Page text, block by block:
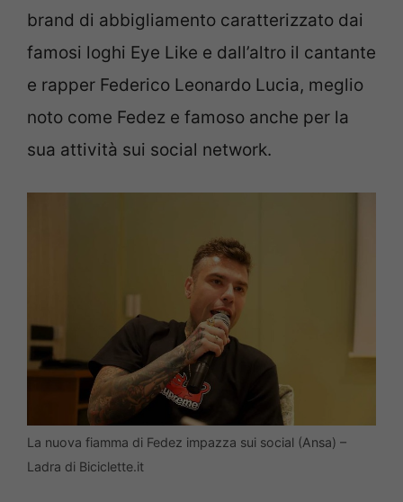
brand di abbigliamento caratterizzato dai
famosi loghi Eye Like e dall’altro il cantante
e rapper Federico Leonardo Lucia, meglio
noto come Fedez e famoso anche per la
sua attività sui social network.
La nuova fiamma di Fedez impazza sui social (Ansa) –
Ladra di Biciclette.it